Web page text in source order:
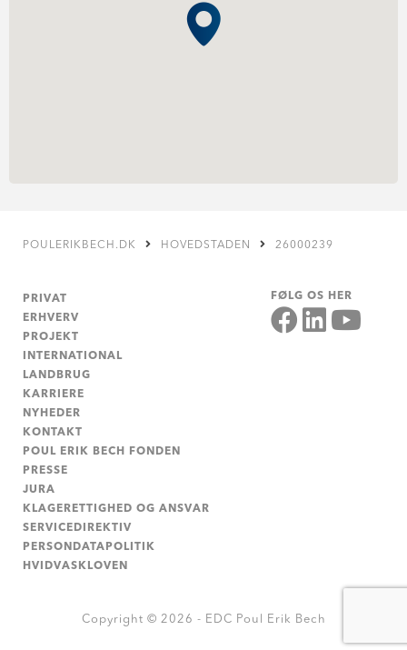
POULERIKBECH.DK HOVEDSTADEN 26000239
PRIVAT
ERHVERV
PROJEKT
INTERNATIONAL
LANDBRUG
KARRIERE
NYHEDER
KONTAKT
POUL ERIK BECH FONDEN
PRESSE
JURA
KLAGERETTIGHED OG ANSVAR
SERVICEDIREKTIV
PERSONDATAPOLITIK
HVIDVASKLOVEN
FØLG OS HER
Copyright © 2026 - EDC Poul Erik Bech